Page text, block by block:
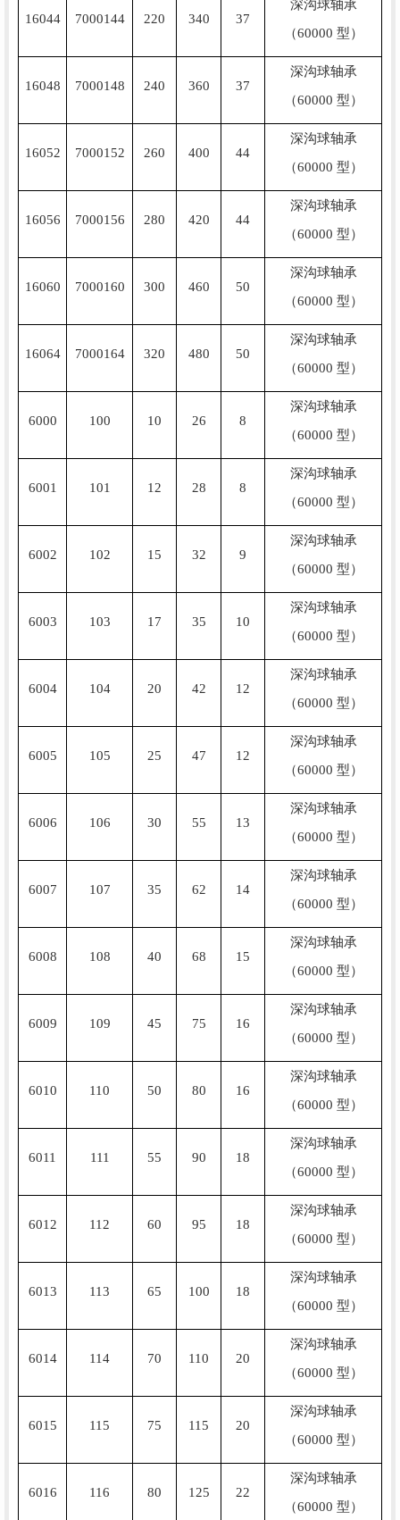
16044 7000144 220 340 37
深沟球轴承
（60000 型）
16048 7000148 240 360 37
深沟球轴承
（60000 型）
16052 7000152 260 400 44
深沟球轴承
（60000 型）
16056 7000156 280 420 44
深沟球轴承
（60000 型）
16060 7000160 300 460 50
深沟球轴承
（60000 型）
16064 7000164 320 480 50
深沟球轴承
（60000 型）
6000 100 10 26 8
深沟球轴承
（60000 型）
6001 101 12 28 8
深沟球轴承
（60000 型）
6002 102 15 32 9
深沟球轴承
（60000 型）
6003 103 17 35 10
深沟球轴承
（60000 型）
6004 104 20 42 12
深沟球轴承
（60000 型）
6005 105 25 47 12
深沟球轴承
（60000 型）
6006 106 30 55 13
深沟球轴承
（60000 型）
6007 107 35 62 14
深沟球轴承
（60000 型）
6008 108 40 68 15
深沟球轴承
（60000 型）
6009 109 45 75 16
深沟球轴承
（60000 型）
6010 110 50 80 16
深沟球轴承
（60000 型）
6011 111 55 90 18
深沟球轴承
（60000 型）
6012 112 60 95 18
深沟球轴承
（60000 型）
6013 113 65 100 18
深沟球轴承
（60000 型）
6014 114 70 110 20
深沟球轴承
（60000 型）
6015 115 75 115 20
深沟球轴承
（60000 型）
6016 116 80 125 22
深沟球轴承
（60000 型）